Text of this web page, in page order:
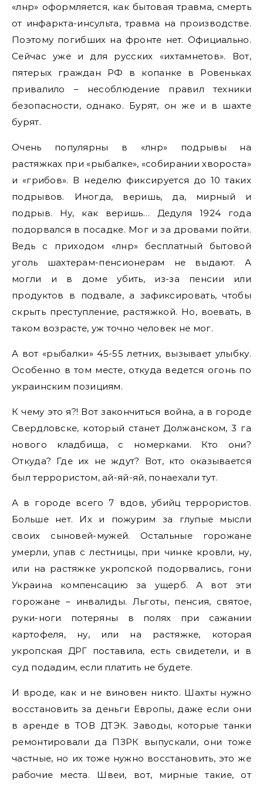
«лнр» оформляется, как бытовая травма, смерть
от инфаркта-инсульта, травма на производстве.
Поэтому погибших на фронте нет. Официально.
Сейчас уже и для русских «ихтамнетов». Вот,
пятерых граждан РФ в копанке в Ровеньках
привалило – несоблюдение правил техники
безопасности, однако. Бурят, он же и в шахте
бурят.
Очень популярны в «лнр» подрывы на
растяжках при «рыбалке», «собирании хвороста»
и «грибов». В неделю фиксируется до 10 таких
подрывов. Иногда, веришь, да, мирный и
подрыв. Ну, как веришь… Дедуля 1924 года
подорвался в посадке. Мог и за дровами пойти.
Ведь с приходом «лнр» бесплатный бытовой
уголь шахтерам-пенсионерам не выдают. А
могли и в доме убить, из-за пенсии или
продуктов в подвале, а зафиксировать, чтобы
скрыть преступление, растяжкой. Но, воевать, в
таком возрасте, уж точно человек не мог.
А вот «рыбалки» 45-55 летних, вызывает улыбку.
Особенно в том месте, откуда ведется огонь по
украинским позициям.
К чему это я?! Вот закончиться война, а в городе
Свердловске, который станет Должанском, 3 га
нового кладбища, с номерками. Кто они?
Откуда? Где их не ждут? Вот, кто оказывается
был террористом, ай-яй-яй, понаехали тут.
А в городе всего 7 вдов, убийц террористов.
Больше нет. Их и пожурим за глупые мысли
своих сыновей-мужей. Остальные горожане
умерли, упав с лестницы, при чинке кровли, ну,
или на растяжке укропской подорвались, гони
Украина компенсацию за ущерб. А вот эти
горожане – инвалиды. Льготы, пенсия, святое,
руки-ноги потеряны в полях при сажании
картофеля, ну, или на растяжке, которая
укропская ДРГ поставила, есть свидетели, и в
суд подадим, если платить не будете.
И вроде, как и не виновен никто. Шахты нужно
восстановить за деньги Европы, даже если они
в аренде в ТОВ ДТЭК. Заводы, которые танки
ремонтировали да ПЗРК выпускали, они тоже
частные, но их тоже нужно восстановить, это же
рабочие места. Швеи, вот, мирные такие, от